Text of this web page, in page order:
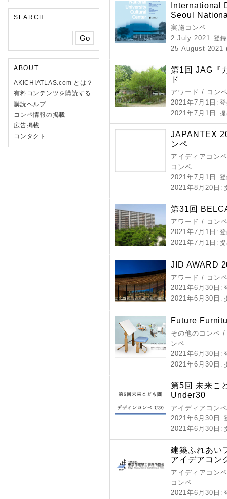
SEARCH
ABOUT
AKICHIATLAS.com とは？
有料コンテンツを購読する
購読ヘルプ
コンペ情報の掲載
広告掲載
コンタクト
International
Seoul
実施コンペ
2 July 2021: 登
25 August 2021
第1回 JAG『
ド
アワード / コン
2021年7月1日 :
2021年7月1日 :
JAPANTEX
ンペ
アイディアコン
コンペ
2021年7月1日 :
2021年8月20日 :
第31回
アワード / コン
2021年7月1日 :
2021年7月1日 :
JID AWARD
アワード / コン
2021年6月30日 :
2021年6月30日 :
Future
その他のコンペ
ンペ
2021年6月30日 :
2021年6月30日 :
第5回 未来こ
Under30
アイディアコン
2021年6月30日 :
2021年6月30日 :
建築ふれあい
アイデアコン
アイディアコン
コンペ
2021年6月30日 :